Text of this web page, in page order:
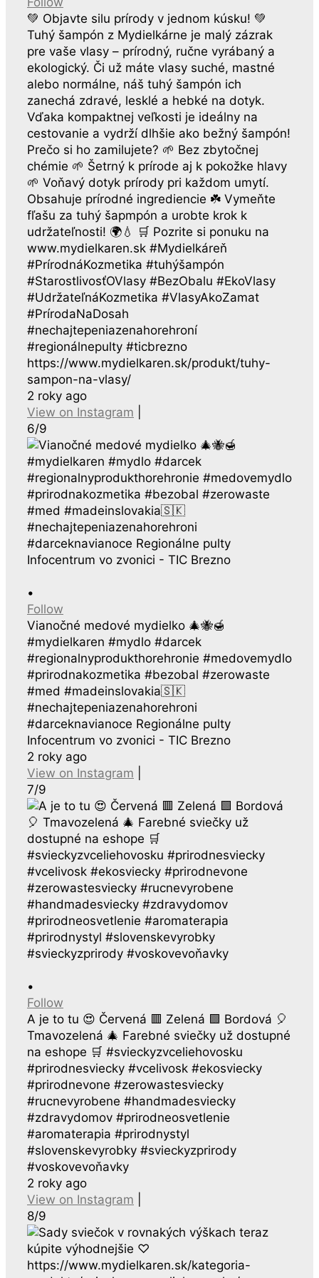
💚 Objavte silu prírody v jednom kúsku! 💚
Tuhý šampón z Mydielkárne je malý zázrak
pre vaše vlasy – prírodný, ručne vyrábaný a
ekologický. Či už máte vlasy suché, mastné
alebo normálne, náš tuhý šampón ich
zanechá zdravé, lesklé a hebké na dotyk.
Vďaka kompaktnej veľkosti je ideálny na
cestovanie a vydrží dlhšie ako bežný šampón!
Prečo si ho zamilujete? 🌱 Bez zbytočnej
chémie 🌱 Šetrný k prírode aj k pokožke hlavy
🌱 Voňavý dotyk prírody pri každom umytí.
Obsahuje prírodné ingrediencie ☘️ Vymeňte
fľašu za tuhý šapmpón a urobte krok k
udržateľnosti! 🌍💧 🛒 Pozrite si ponuku na
www.mydielkaren.sk #Mydielkáreň
#PrírodnáKozmetika #tuhýšampón
#StarostlivosťOVlasy #BezObalu #EkoVlasy
#UdržateľnáKozmetika #VlasyAkoZamat
#PrírodaNaDosah
#nechajtepeniazenahorehroní
#regionálnepulty #ticbrezno
https://www.mydielkaren.sk/produkt/tuhy-
sampon-na-vlasy/
2 roky ago
View on Instagram
6/9
•
Follow
Vianočné medové mydielko 🎄🐝🍯
#mydielkaren #mydlo #darcek
#regionalnyprodukthorehronie #medovemydlo
#prirodnakozmetika #bezobal #zerowaste
#med #madeinslovakia🇸🇰
#nechajtepeniazenahorehroni
#darceknavianoce Regionálne pulty
Infocentrum vo zvonici - TIC Brezno
2 roky ago
View on Instagram
7/9
•
Follow
A je to tu 😍 Červená 🟥 Zelená 🟩 Bordová 🎈
Tmavozelená 🎄 Farebné sviečky už dostupné
na eshope 🛒 #svieckyzvceliehovosku
#prirodnesviecky #vcelivosk #ekosviecky
#prirodnevone #zerowastesviecky
#rucnevyrobene #handmadesviecky
#zdravydomov #prirodneosvetlenie
#aromaterapia #prirodnystyl
#slovenskevyrobky #svieckyzprirody
#voskovevoňavky
2 roky ago
View on Instagram
8/9